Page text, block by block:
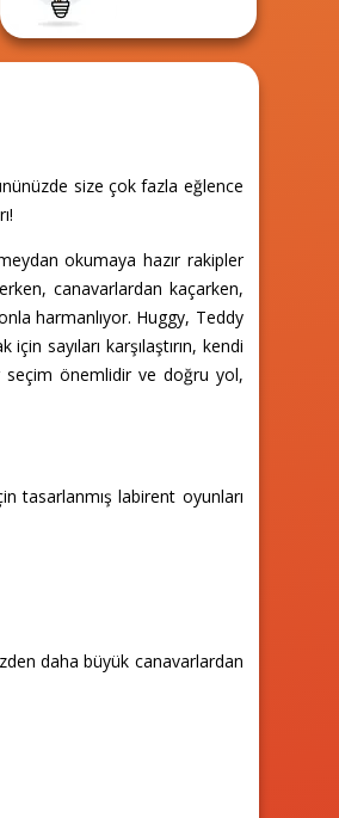
size çok fazla eğlence
okumaya hazır rakipler
canavarlardan kaçarken,
harmanlıyor. Huggy, Teddy
sayıları karşılaştırın, kendi
seçim önemlidir ve doğru yol,
tasarlanmış labirent oyunları
daha büyük canavarlardan